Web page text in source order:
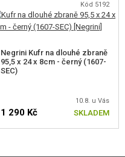
Kód 5192
Negrini Kufr na dlouhé zbraně
95,5 x 24 x 8cm - černý (1607-
SEC)
10.8. u Vás
1 290 Kč SKLADEM